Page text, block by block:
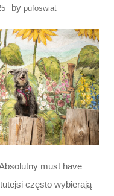
by pufoswiat
must have
często wybierają